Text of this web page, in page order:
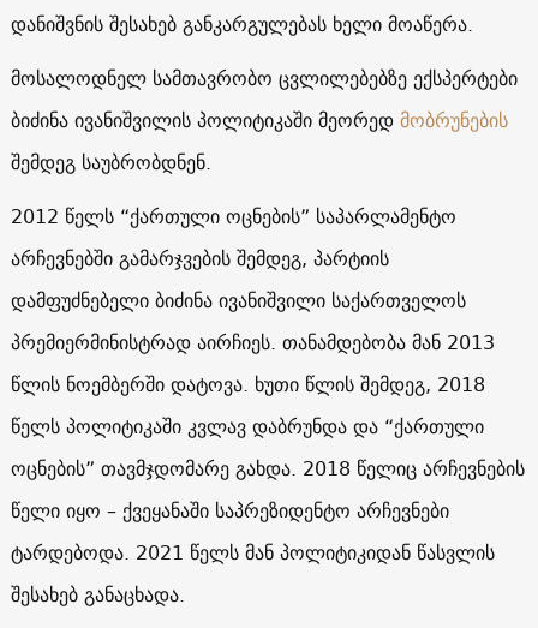
დანიშვნის შესახებ განკარგულებას ხელი მოაწერა.
მოსალოდნელ სამთავრობო ცვლილებებზე ექსპერტები
ბიძინა ივანიშვილის პოლიტიკაში მეორედმობრუნების
შემდეგ საუბრობდნენ.
2012 წელს “ქართული ოცნების” საპარლამენტო
არჩევნებში გამარჯვების შემდეგ, პარტიის
დამფუძნებელი ბიძინა ივანიშვილი საქართველოს
პრემიერმინისტრად აირჩიეს. თანამდებობა მან 2013
წლის ნოემბერში დატოვა. ხუთი წლის შემდეგ, 2018
წელს პოლიტიკაში კვლავ დაბრუნდა და “ქართული
ოცნების” თავმჯდომარე გახდა. 2018 წელიც არჩევნების
წელი იყო – ქვეყანაში საპრეზიდენტო არჩევნები
ტარდებოდა. 2021 წელს მან პოლიტიკიდან წასვლის
შესახებ განაცხადა.